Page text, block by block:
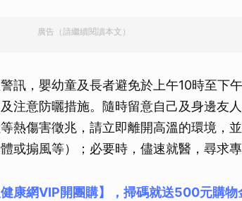
廣告（請繼續閱讀本文）
訊，嬰幼童及長者避免於上午10時至下
注意防曬措施。隨時留意自己及身邊友
熱傷害徵兆，請立即離開高溫的環境，
或搧風等）；必要時，儘速就醫，尋求
康網VIP開團購】，掃碼就送500元購物